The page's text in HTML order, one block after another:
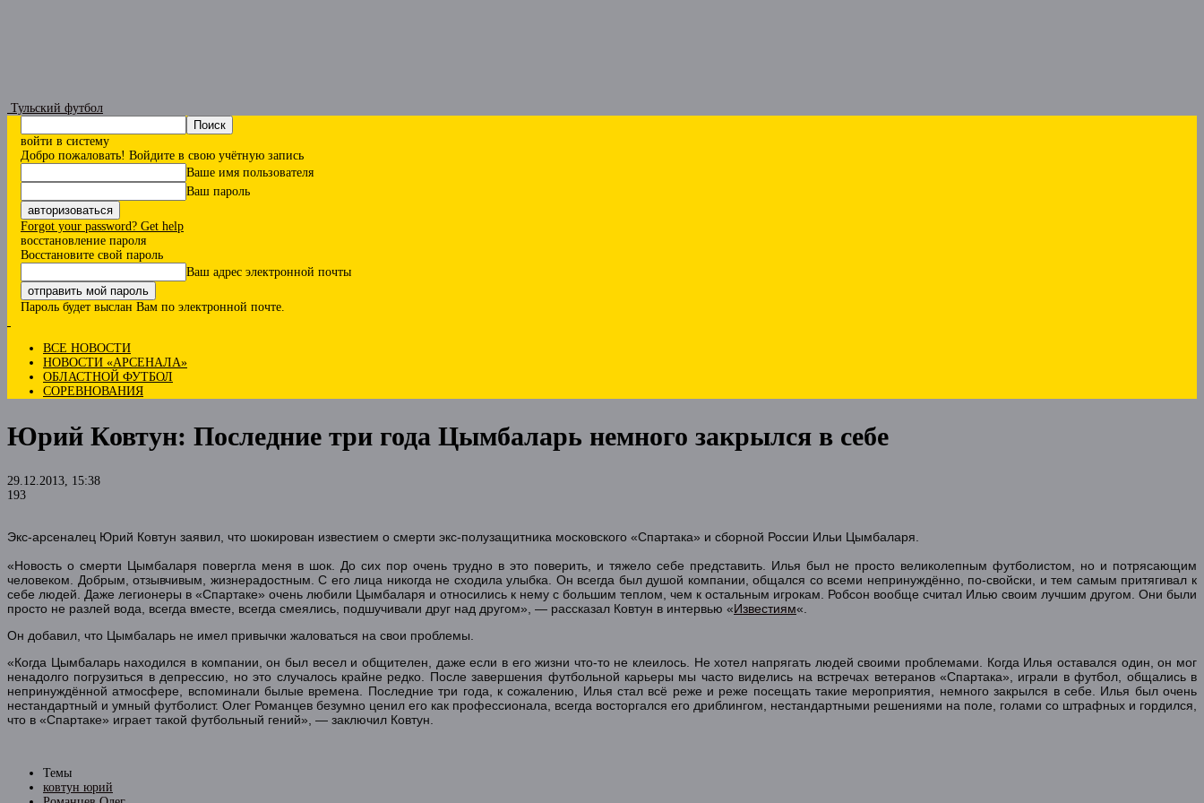
Тульский футбол
войти в систему
Добро пожаловать! Войдите в свою учётную запись
Ваше имя пользователя
Ваш пароль
Forgot your password? Get help
восстановление пароля
Восстановите свой пароль
Ваш адрес электронной почты
Пароль будет выслан Вам по электронной почте.
ВСЕ НОВОСТИ
НОВОСТИ «АРСЕНАЛА»
ОБЛАСТНОЙ ФУТБОЛ
СОРЕВНОВАНИЯ
Юрий Ковтун: Последние три года Цымбаларь немного закрылся в себе
29.12.2013, 15:38
193
Экс-арсеналец Юрий Ковтун заявил, что шокирован известием о смерти экс-полузащитника московского «Спартака» и сборной России Ильи Цымбаларя.
«Новость о смерти Цымбаларя повергла меня в шок. До сих пор очень трудно в это поверить, и тяжело себе представить. Илья был не просто великолепным футболистом, но и потрясающим
человеком. Добрым, отзывчивым, жизнерадостным. С его лица никогда не сходила улыбка. Он всегда был душой компании, общался со всеми непринуждённо, по-свойски, и тем самым притягивал к
себе людей. Даже легионеры в «Спартаке» очень любили Цымбаларя и относились к нему с большим теплом, чем к остальным игрокам. Робсон вообще считал Илью своим лучшим другом. Они были
просто не разлей вода, всегда вместе, всегда смеялись, подшучивали друг над другом», — рассказал Ковтун в интервью «Известиям«.
Он добавил, что Цымбаларь не имел привычки жаловаться на свои проблемы.
«Когда Цымбаларь находился в компании, он был весел и общителен, даже если в его жизни что-то не клеилось. Не хотел напрягать людей своими проблемами. Когда Илья оставался один, он мог
ненадолго погрузиться в депрессию, но это случалось крайне редко. После завершения футбольной карьеры мы часто виделись на встречах ветеранов «Спартака», играли в футбол, общались в
непринуждённой атмосфере, вспоминали былые времена. Последние три года, к сожалению, Илья стал всё реже и реже посещать такие мероприятия, немного закрылся в себе. Илья был очень
нестандартный и умный футболист. Олег Романцев безумно ценил его как профессионала, всегда восторгался его дриблингом, нестандартными решениями на поле, голами со штрафных и гордился,
что в «Спартаке» играет такой футбольный гений», — заключил Ковтун.
Темы
ковтун юрий